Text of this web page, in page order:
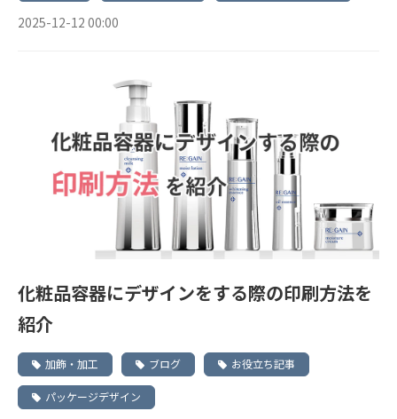
2025-12-12 00:00
化粧品容器にデザインをする際の印刷方法を
紹介
加飾・加工 ブログ お役立ち記事
パッケージデザイン